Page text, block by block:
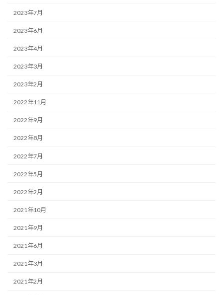
2023年7月
2023年6月
2023年4月
2023年3月
2023年2月
2022年11月
2022年9月
2022年8月
2022年7月
2022年5月
2022年2月
2021年10月
2021年9月
2021年6月
2021年3月
2021年2月